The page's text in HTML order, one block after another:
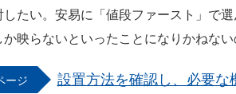
たい。安易に「値段ファースト」で
映らないといったことになりかねない
設置方法を確認し、必要な